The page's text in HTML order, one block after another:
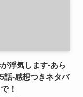
浮気します-あら
話-感想つきネタバ
！